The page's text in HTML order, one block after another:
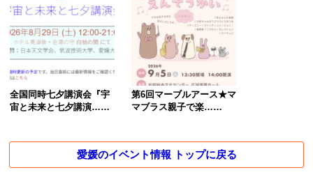
全国同時七夕講演会『宇
宙と未来と七夕講演……
第6回マーブルアース★マ
マブラス親子で楽……
愛媛のイベント情報 トップに戻る